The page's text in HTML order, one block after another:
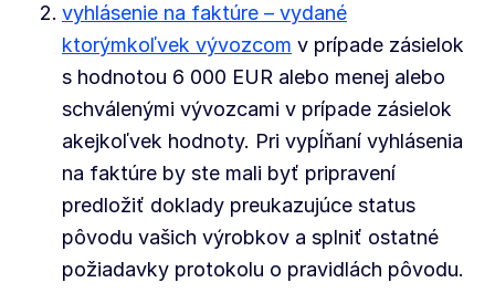
vyhlásenie na faktúre – vydané
ktorýmkoľvek vývozcom v prípade zásielok
s hodnotou 6 000 EUR alebo menej alebo
schválenými vývozcami v prípade zásielok
akejkoľvek hodnoty. Pri vypĺňaní vyhlásenia
na faktúre by ste mali byť pripravení
predložiť doklady preukazujúce status
pôvodu vašich výrobkov a splniť ostatné
požiadavky protokolu o pravidlách pôvodu.